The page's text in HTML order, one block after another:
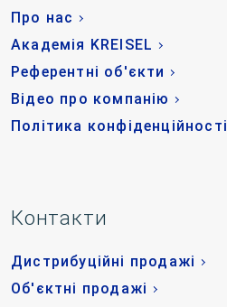
Про нас
Академія KREISEL
Референтні об'єкти
Відео про компанію
Політика конфіденційності
Контакти
Дистрибуційні продажі
Об'єктні продажі